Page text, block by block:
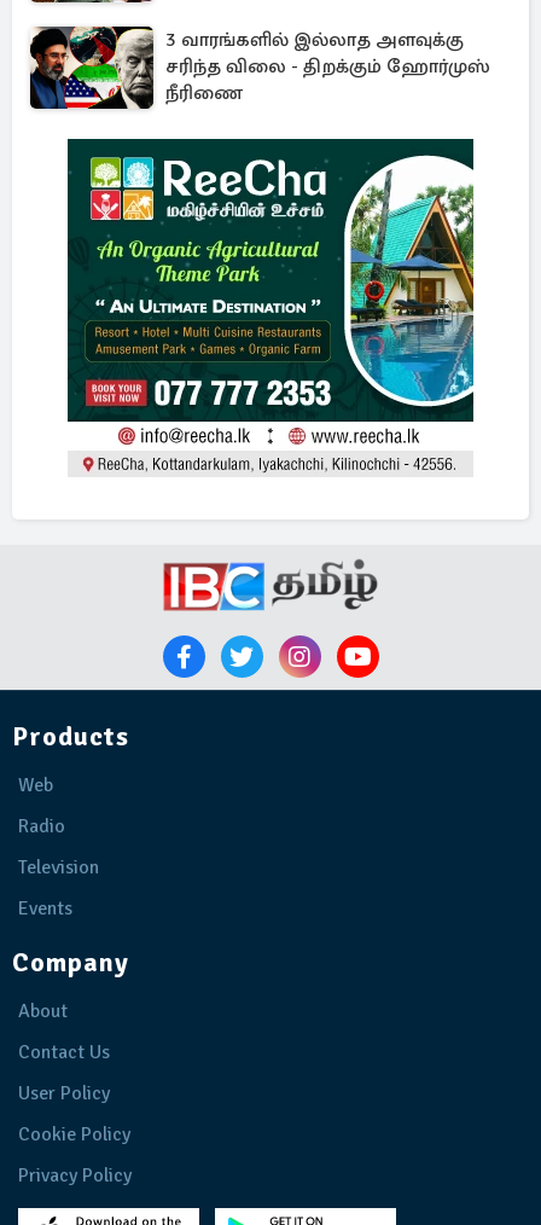
3 வாரங்களில் இல்லாத அளவுக்கு
சரிந்த விலை - திறக்கும் ஹோர்முஸ்
நீரிணை
Products
Web
Radio
Television
Events
Company
About
Contact Us
User Policy
Cookie Policy
Privacy Policy